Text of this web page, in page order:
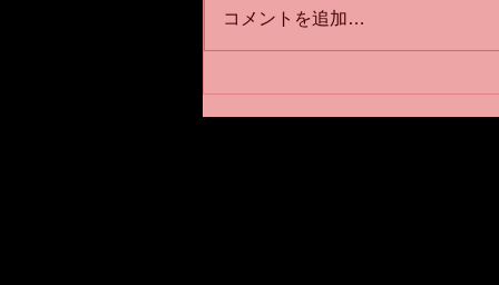
ド✨ NOUVST（ノウベスト）の
トレーニングメソッドはダイエッ
コメントを追加…